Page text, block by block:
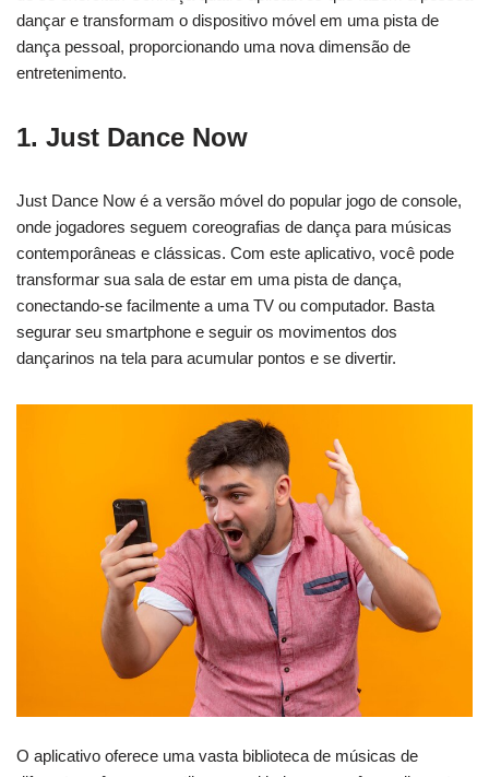
dançar e transformam o dispositivo móvel em uma pista de
dança pessoal, proporcionando uma nova dimensão de
entretenimento.
1. Just Dance Now
Just Dance Now é a versão móvel do popular jogo de console,
onde jogadores seguem coreografias de dança para músicas
contemporâneas e clássicas. Com este aplicativo, você pode
transformar sua sala de estar em uma pista de dança,
conectando-se facilmente a uma TV ou computador. Basta
segurar seu smartphone e seguir os movimentos dos
dançarinos na tela para acumular pontos e se divertir.
O aplicativo oferece uma vasta biblioteca de músicas de